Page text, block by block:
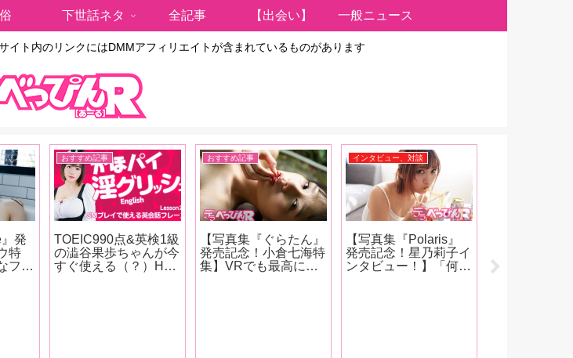
イト内のリンクにはDMMアフィリエイトが含まれているものがあります
下世話ネタ 全記事 【出会い】 一般ニュース
発
特
フェ
おすすめ記事
TOEIC990点&英検1級
の澁谷果歩ちゃんが今
すぐ使える（？）Hな
おすすめ記事
【写真集『ぐらたん』
発売記念！小倉七海特
集】VRでも最高に可
インタビュー、対談
【写真集『Polaris』
発売記念！星乃莉子イ
ンタビュー！】「何を
ぐのオモチャ